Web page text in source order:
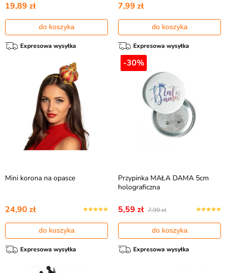
19,89 zł
do koszyka
Expresowa wysyłka
7,99 zł
do koszyka
Expresowa wysyłka
Mini korona na opasce
24,90 zł
do koszyka
Expresowa wysyłka
-30%
Przypinka MAŁA DAMA 5cm
holograficzna
5,59 zł 7,99 zł
do koszyka
Expresowa wysyłka